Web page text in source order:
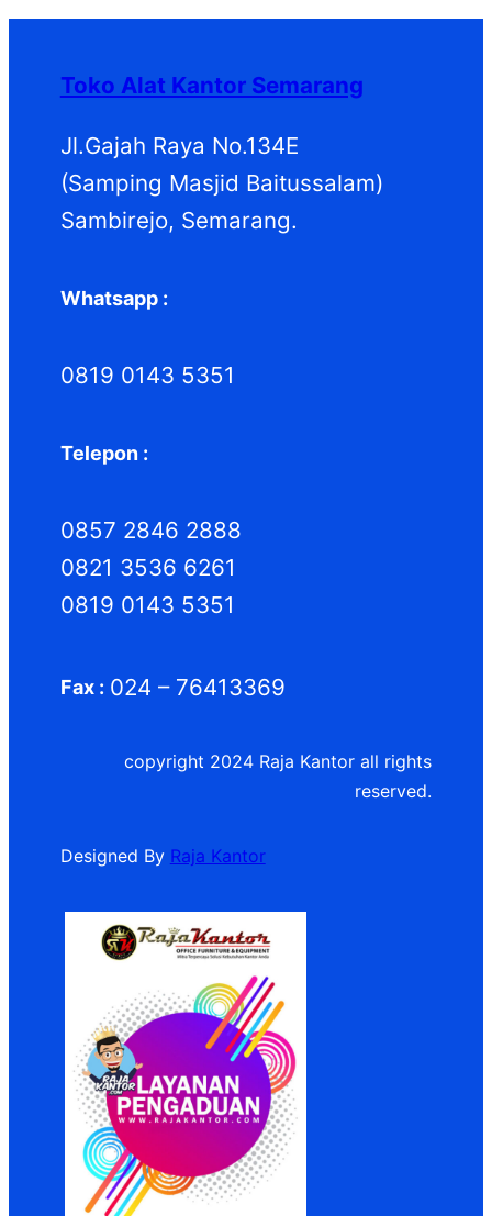
Toko Alat Kantor Semarang
Jl.Gajah Raya No.134E
(Samping Masjid Baitussalam)
Sambirejo, Semarang.
Whatsapp :
0819 0143 5351
Telepon :
0857 2846 2888
0821 3536 6261
0819 0143 5351
Fax : 024 – 76413369
copyright 2024 Raja Kantor all rights
reserved.
Designed By Raja Kantor